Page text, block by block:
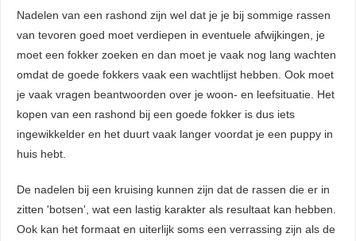
Nadelen van een rashond zijn wel dat je je bij sommige rassen
van tevoren goed moet verdiepen in eventuele afwijkingen, je
moet een fokker zoeken en dan moet je vaak nog lang wachten
omdat de goede fokkers vaak een wachtlijst hebben. Ook moet
je vaak vragen beantwoorden over je woon- en leefsituatie. Het
kopen van een rashond bij een goede fokker is dus iets
ingewikkelder en het duurt vaak langer voordat je een puppy in
huis hebt.
De nadelen bij een kruising kunnen zijn dat de rassen die er in
zitten 'botsen', wat een lastig karakter als resultaat kan hebben.
Ook kan het formaat en uiterlijk soms een verrassing zijn als de